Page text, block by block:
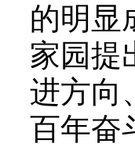
的明显
家园提
进方向
百年奋